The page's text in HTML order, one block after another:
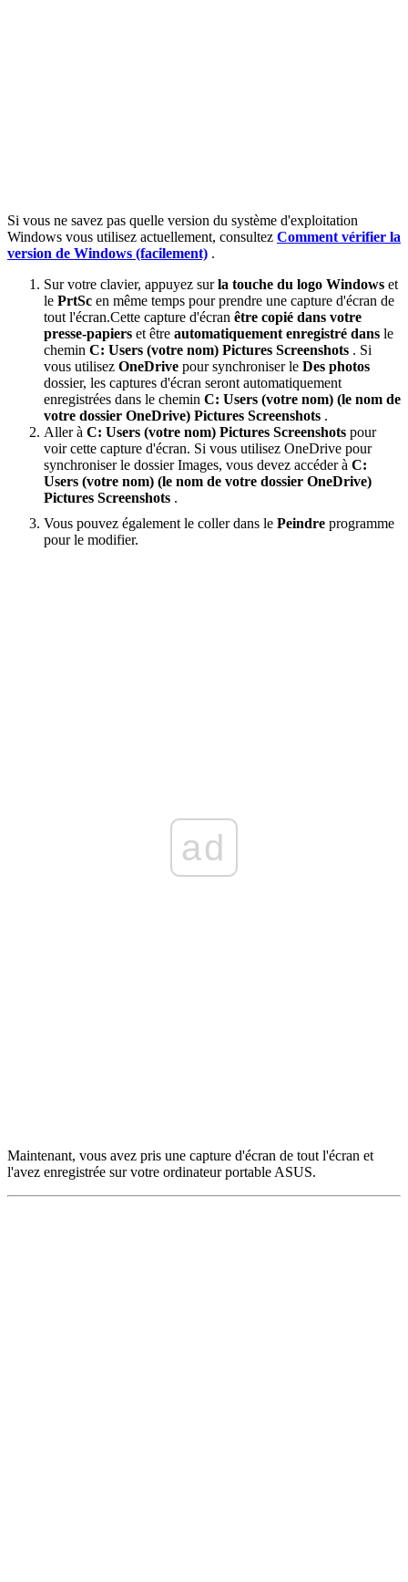
Si vous ne savez pas quelle version du système d'exploitation
Windows vous utilisez actuellement, consultez Comment vérifier la
version de Windows (facilement) .
Sur votre clavier, appuyez surla touche du logo Windows et
le PrtSc en même temps pour prendre une capture d'écran de
tout l'écran.Cette capture d'écran être copié dans votre
presse-papiers et être automatiquement enregistré dans le
chemin C: Users (votre nom) Pictures Screenshots . Si
vous utilisez OneDrive pour synchroniser le Des photos
dossier, les captures d'écran seront automatiquement
enregistrées dans le chemin C: Users (votre nom) (le nom de
votre dossier OneDrive) Pictures Screenshots .
Aller à C: Users (votre nom) Pictures Screenshots pour
voir cette capture d'écran. Si vous utilisez OneDrive pour
synchroniser le dossier Images, vous devez accéder à C:
Users (votre nom) (le nom de votre dossier OneDrive)
Pictures Screenshots .
Vous pouvez également le coller dans le Peindre programme
pour le modifier.
ad
Maintenant, vous avez pris une capture d'écran de tout l'écran et
l'avez enregistrée sur votre ordinateur portable ASUS.